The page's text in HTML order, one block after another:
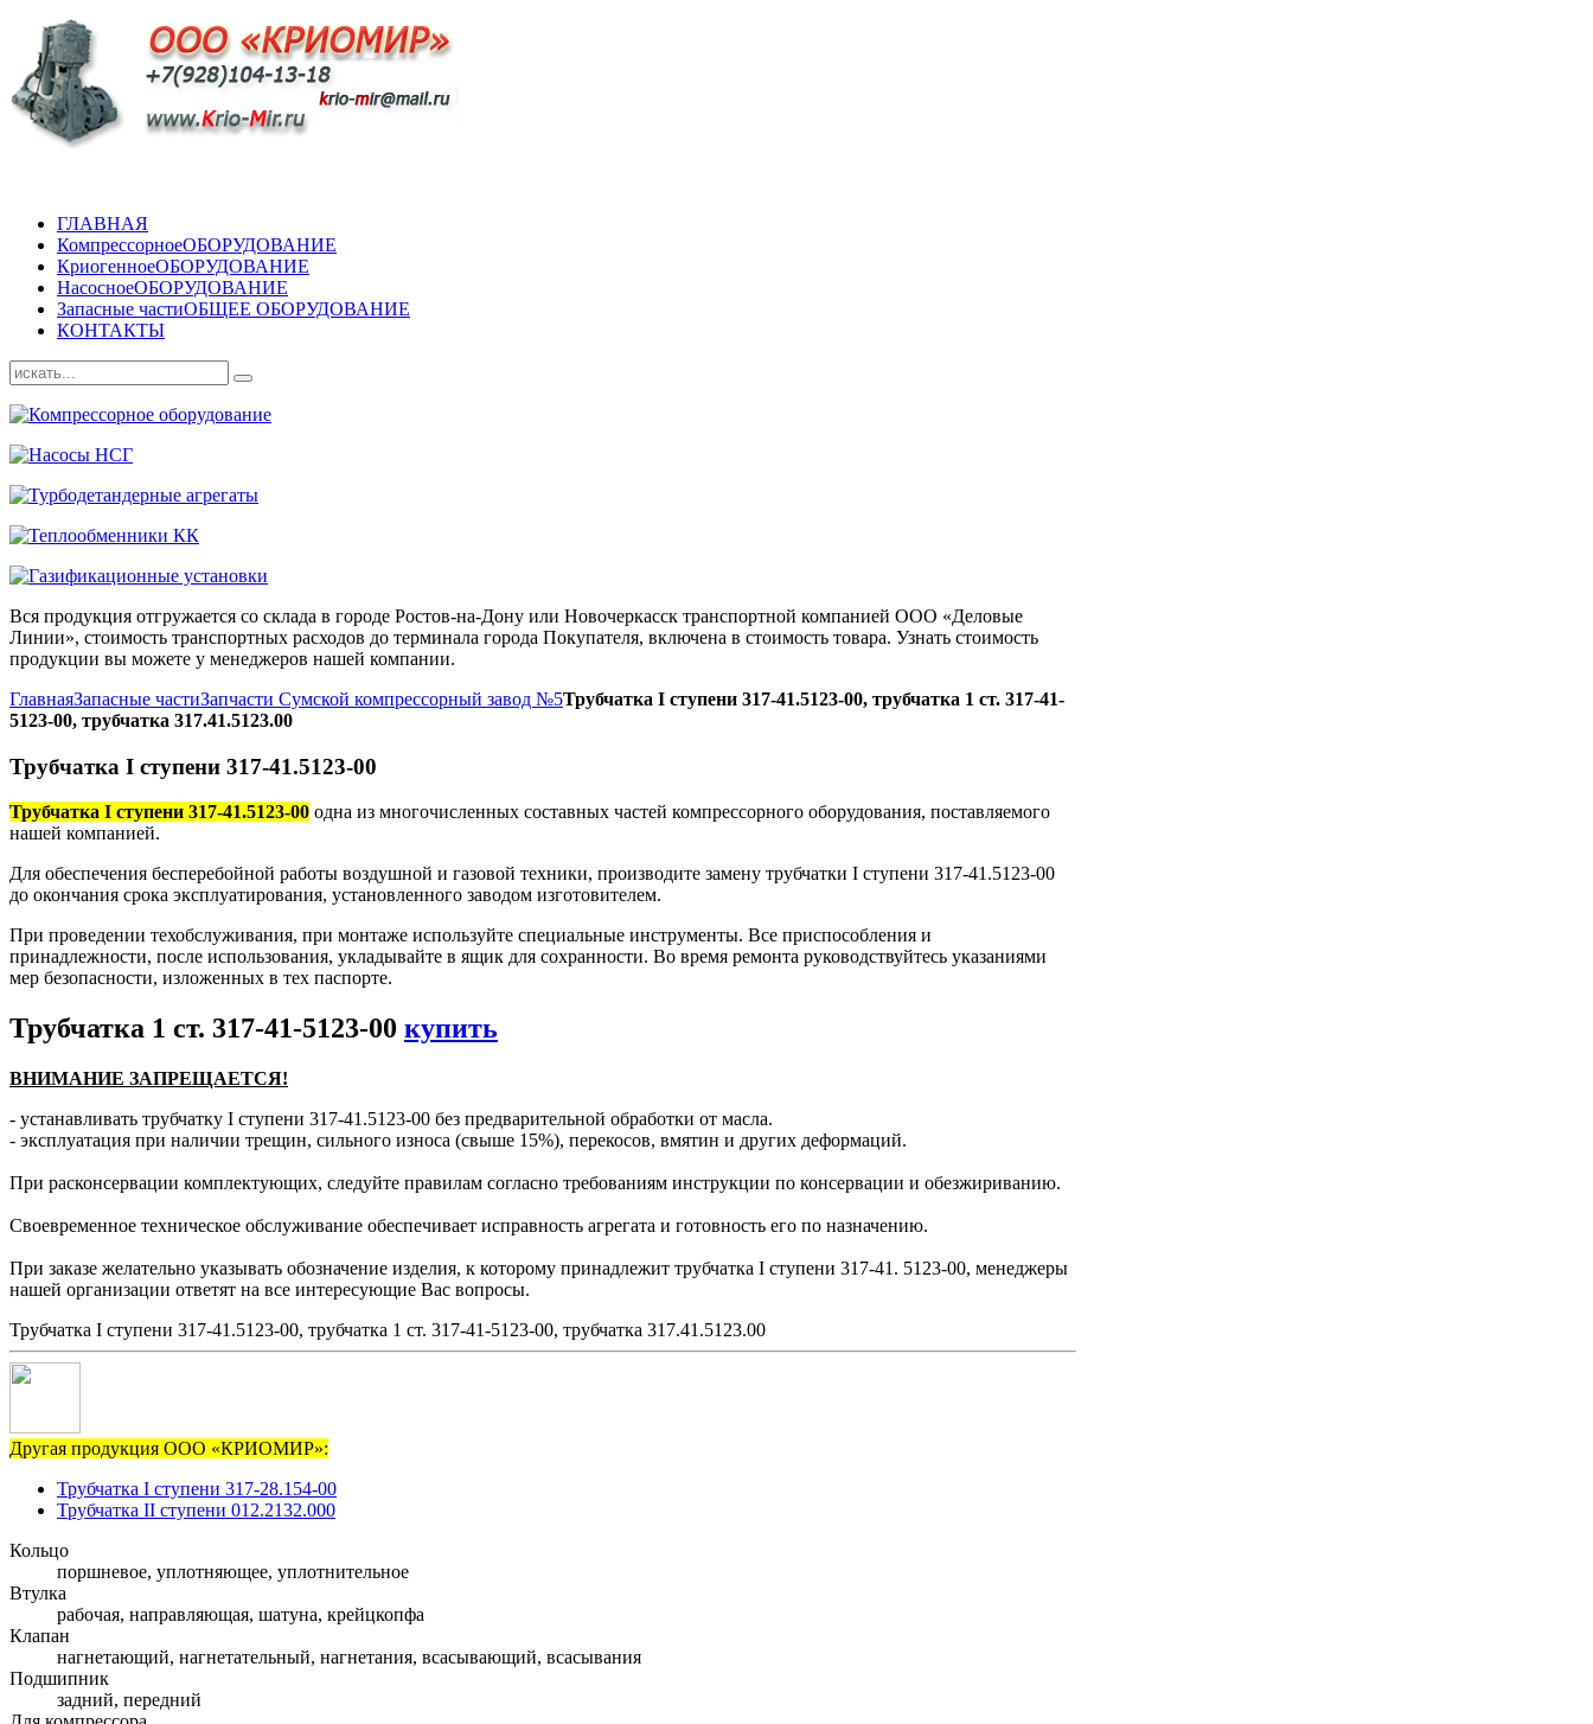
ГЛАВНАЯ
КомпрессорноеОБОРУДОВАНИЕ
КриогенноеОБОРУДОВАНИЕ
НасосноеОБОРУДОВАНИЕ
Запасные частиОБЩЕЕ ОБОРУДОВАНИЕ
КОНТАКТЫ
Вся продукция отгружается со склада в городе Ростов-на-Дону или Новочеркасск транспортной компанией ООО «Деловые
Линии», стоимость транспортных расходов до терминала города Покупателя, включена в стоимость товара. Узнать стоимость
продукции вы можете у менеджеров нашей компании.
ГлавнаяЗапасные частиЗапчасти Сумской компрессорный завод №5Трубчатка I ступени 317-41.5123-00, трубчатка 1 ст. 317-41-
5123-00, трубчатка 317.41.5123.00
Трубчатка I ступени 317-41.5123-00
Трубчатка I ступени 317-41.5123-00 одна из многочисленных составных частей компрессорного оборудования, поставляемого
нашей компанией.
Для обеспечения бесперебойной работы воздушной и газовой техники, производите замену трубчатки І ступени 317-41.5123-00
до окончания срока эксплуатирования, установленного заводом изготовителем.
При проведении техобслуживания, при монтаже используйте специальные инструменты. Все приспособления и
принадлежности, после использования, укладывайте в ящик для сохранности. Во время ремонта руководствуйтесь указаниями
мер безопасности, изложенных в тех паспорте.
Трубчатка 1 ст. 317-41-5123-00 купить
ВНИМАНИЕ ЗАПРЕЩАЕТСЯ!
- устанавливать трубчатку І ступени 317-41.5123-00 без предварительной обработки от масла.
- эксплуатация при наличии трещин, сильного износа (свыше 15%), перекосов, вмятин и других деформаций.
При расконсервации комплектующих, следуйте правилам согласно требованиям инструкции по консервации и обезжириванию.
Своевременное техническое обслуживание обеспечивает исправность агрегата и готовность его по назначению.
При заказе желательно указывать обозначение изделия, к которому принадлежит трубчатка I ступени 317-41. 5123-00, менеджеры
нашей организации ответят на все интересующие Вас вопросы.
Трубчатка I ступени 317-41.5123-00, трубчатка 1 ст. 317-41-5123-00, трубчатка 317.41.5123.00
Другая продукция ООО «КРИОМИР»:
Трубчатка I ступени 317-28.154-00
Трубчатка II ступени 012.2132.000
Кольцо
поршневое, уплотняющее, уплотнительное
Втулка
рабочая, направляющая, шатуна, крейцкопфа
Клапан
нагнетающий, нагнетательный, нагнетания, всасывающий, всасывания
Подшипник
задний, передний